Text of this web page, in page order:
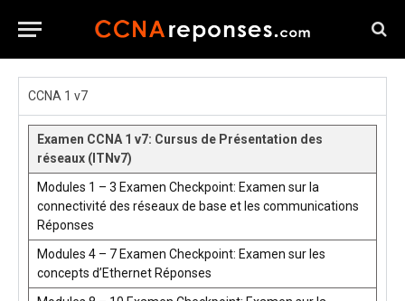
CCNA 1 v7
Examen CCNA 1 v7: Cursus de Présentation des
réseaux (ITNv7)
Modules 1 – 3 Examen Checkpoint: Examen sur la
connectivité des réseaux de base et les communications
Réponses
Modules 4 – 7 Examen Checkpoint: Examen sur les
concepts d’Ethernet Réponses